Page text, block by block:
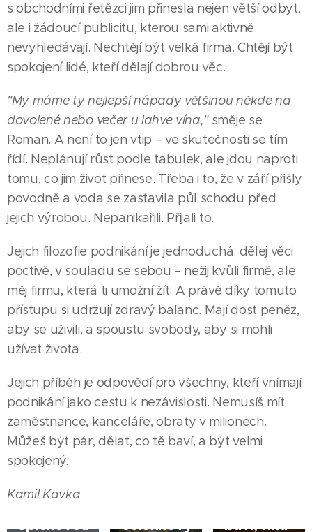
s obchodními řetězci jim přinesla nejen větší odbyt,
ale i žádoucí publicitu, kterou sami aktivně
nevyhledávají. Nechtějí být velká firma. Chtějí být
spokojení lidé, kteří dělají dobrou věc.
"My máme ty nejlepší nápady většinou někde na
dovolené nebo večer u lahve vína,"směje se
Roman. A není to jen vtip – ve skutečnosti se tím
řídí. Neplánují růst podle tabulek, ale jdou naproti
tomu, co jim život přinese. Třeba i to, že v září přišly
povodně a voda se zastavila půl schodu před
jejich výrobou. Nepanikařili. Přijali to.
Jejich filozofie podnikání je jednoduchá: dělej věci
poctivě, v souladu se sebou – nežij kvůli firmě, ale
měj firmu, která ti umožní žít. A právě díky tomuto
přístupu si udržují zdravý balanc. Mají dost peněz,
aby se uživili, a spoustu svobody, aby si mohli
užívat života.
Jejich příběh je odpovědí pro všechny, kteří vnímají
podnikání jako cestu k nezávislosti. Nemusíš mít
zaměstnance, kanceláře, obraty v milionech.
Můžeš být pár, dělat, co tě baví, a být velmi
spokojený.
Kamil Kavka
03.08.2026
JESENÍK |
Filip
Novotný:
špičkovou
23.07.2026
JESENÍK |
Lenka
čelenkový
14.07.2026
jsou
skvělé,
ale
největší
baví, říká